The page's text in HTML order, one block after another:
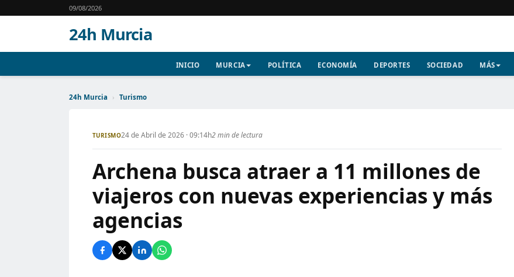
09/08/2026
24h Murcia
INICIO MURCIA POLÍTICA ECONOMÍA DEPORTES SOCIEDAD MÁS
24h Murcia › Turismo
TURISMO24 de Abril de 2026 · 09:14h2 min de lectura
Archena busca atraer a 11 millones de
viajeros con nuevas experiencias y más
agencias